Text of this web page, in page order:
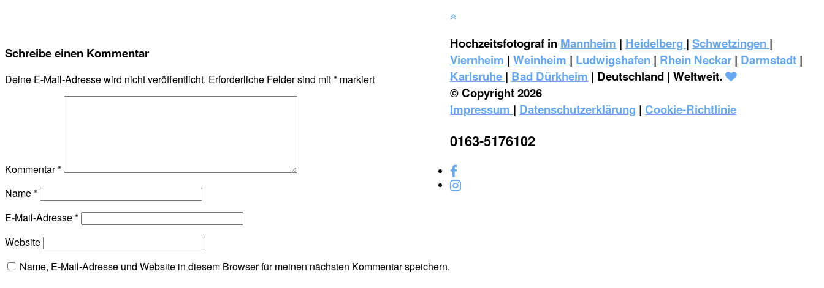
Schreibe einen Kommentar
Deine E-Mail-Adresse wird nicht veröffentlicht. Erforderliche Felder sind mit* markiert
Kommentar*
Name*
E-Mail-Adresse*
Website
Name, E-Mail-Adresse und Website in diesem Browser für meinen nächsten Kommentar speichern.
Hochzeitsfotograf in Mannheim | Heidelberg | Schwetzingen |
Viernheim | Weinheim | ‎Ludwigshafen | Rhein Neckar | Darmstadt |
Karlsruhe | Bad Dürkheim | Deutschland | Weltweit.
© Copyright 2026
Impressum | Datenschutzerklärung | Cookie-Richtlinie
0163-5176102